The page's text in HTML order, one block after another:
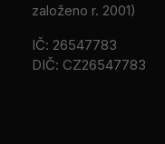
založeno r. 2001)
IČ: 26547783
DIČ: CZ26547783